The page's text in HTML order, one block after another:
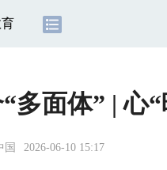
多面体” | 心
国 2026-06-10 15:17